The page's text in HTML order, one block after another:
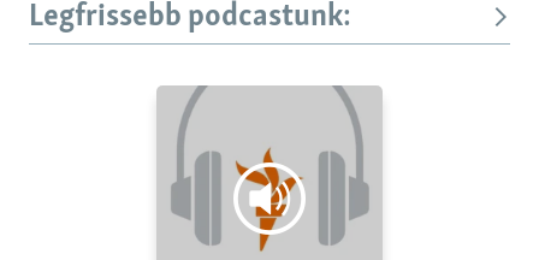
Legfrissebb podcastunk: